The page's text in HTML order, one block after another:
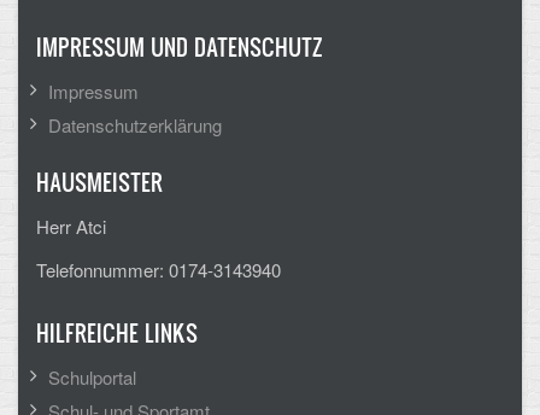
IMPRESSUM UND DATENSCHUTZ
Impressum
Datenschutzerklärung
HAUSMEISTER
Herr Atci
Telefonnummer: 0174-3143940
HILFREICHE LINKS
Schulportal